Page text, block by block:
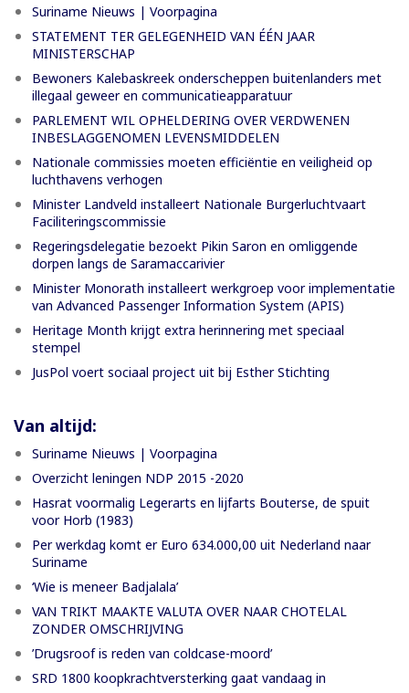
Suriname Nieuws | Voorpagina
STATEMENT TER GELEGENHEID VAN ÉÉN JAAR
MINISTERSCHAP
Bewoners Kalebaskreek onderscheppen buitenlanders met
illegaal geweer en communicatieapparatuur
PARLEMENT WIL OPHELDERING OVER VERDWENEN
INBESLAGGENOMEN LEVENSMIDDELEN
Nationale commissies moeten efficiëntie en veiligheid op
luchthavens verhogen
Minister Landveld installeert Nationale Burgerluchtvaart
Faciliteringscommissie
Regeringsdelegatie bezoekt Pikin Saron en omliggende
dorpen langs de Saramaccarivier
Minister Monorath installeert werkgroep voor implementatie
van Advanced Passenger Information System (APIS)
Heritage Month krijgt extra herinnering met speciaal
stempel
JusPol voert sociaal project uit bij Esther Stichting
Van altijd:
Suriname Nieuws | Voorpagina
Overzicht leningen NDP 2015 -2020
Hasrat voormalig Legerarts en lijfarts Bouterse, de spuit
voor Horb (1983)
Per werkdag komt er Euro 634.000,00 uit Nederland naar
Suriname
‘Wie is meneer Badjalala’
VAN TRIKT MAAKTE VALUTA OVER NAAR CHOTELAL
ZONDER OMSCHRIJVING
’Drugsroof is reden van coldcase-moord’
SRD 1800 koopkrachtversterking gaat vandaag in